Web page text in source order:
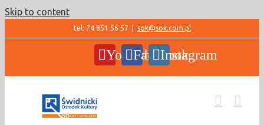
Skip to content
tel: 74 851 56 57 sok@sok.com.pl
YouTubeFacebookInstagram